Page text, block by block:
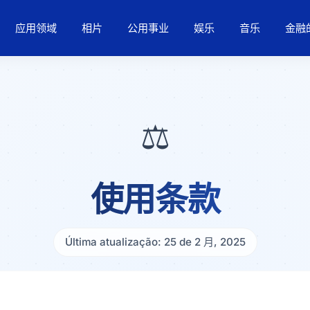
应用领域 相片 公用事业 娱乐 音乐 金融
⚖️
使用条款
Última atualização: 25 de 2 月, 2025